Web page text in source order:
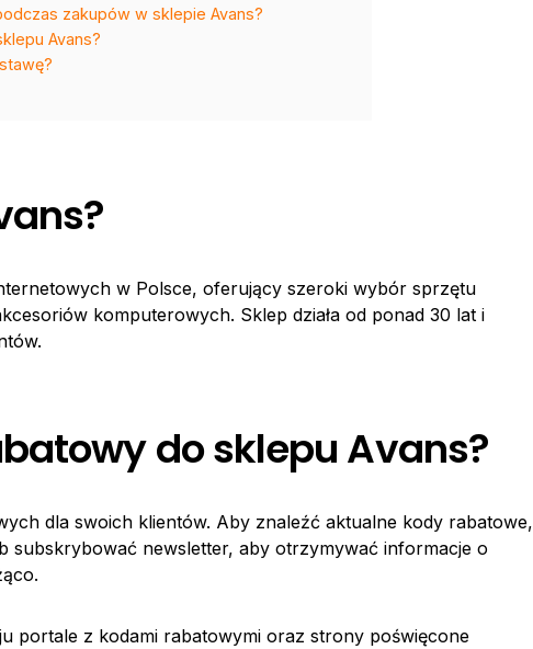
zakupów w sklepie Avans?
Avans?
w Polsce, oferujący szeroki wybór sprzętu
komputerowych. Sklep działa od ponad 30 lat i
do sklepu Avans?
dla swoich klientów. Aby znaleźć aktualne kody rabatowe,
subskrybować newsletter, aby otrzymywać informacje o
portale z kodami rabatowymi oraz strony poświęcone